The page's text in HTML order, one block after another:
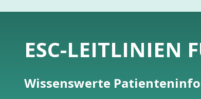
ESC-LEITLINIEN
Wissenswerte